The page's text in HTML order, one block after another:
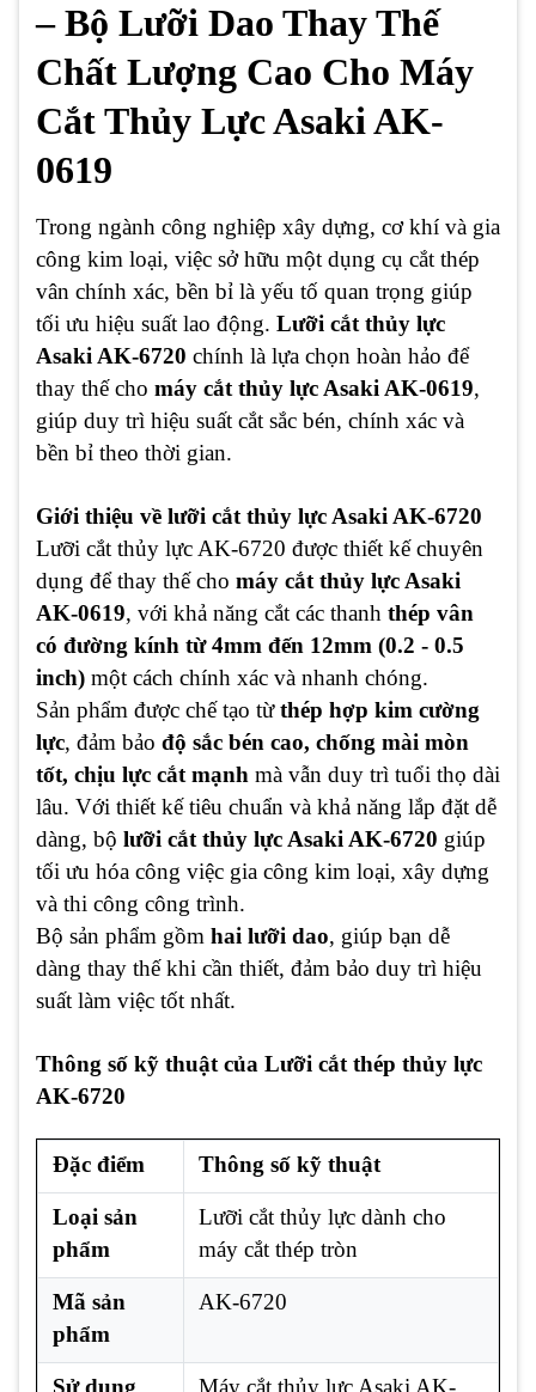
– Bộ Lưỡi Dao Thay Thế
Chất Lượng Cao Cho Máy
Cắt Thủy Lực Asaki AK-
0619
Trong ngành công nghiệp xây dựng, cơ khí và gia
công kim loại, việc sở hữu một dụng cụ cắt thép
vân chính xác, bền bỉ là yếu tố quan trọng giúp
tối ưu hiệu suất lao động. Lưỡi cắt thủy lực
Asaki AK-6720 chính là lựa chọn hoàn hảo để
thay thế cho máy cắt thủy lực Asaki AK-0619,
giúp duy trì hiệu suất cắt sắc bén, chính xác và
bền bỉ theo thời gian.
Giới thiệu về lưỡi cắt thủy lực Asaki AK-6720
Lưỡi cắt thủy lực AK-6720 được thiết kế chuyên
dụng để thay thế cho máy cắt thủy lực Asaki
AK-0619, với khả năng cắt các thanh thép vân
có đường kính từ 4mm đến 12mm (0.2 - 0.5
inch) một cách chính xác và nhanh chóng.
Sản phẩm được chế tạo từthép hợp kim cường
lực, đảm bảo độ sắc bén cao, chống mài mòn
tốt, chịu lực cắt mạnh mà vẫn duy trì tuổi thọ dài
lâu. Với thiết kế tiêu chuẩn và khả năng lắp đặt dễ
dàng, bộ lưỡi cắt thủy lực Asaki AK-6720 giúp
tối ưu hóa công việc gia công kim loại, xây dựng
và thi công công trình.
Bộ sản phẩm gồm hai lưỡi dao, giúp bạn dễ
dàng thay thế khi cần thiết, đảm bảo duy trì hiệu
suất làm việc tốt nhất.
Thông số kỹ thuật của Lưỡi cắt thép thủy lực
AK-6720
Đặc điểm Thông số kỹ thuật
Loại sản
phẩm
Lưỡi cắt thủy lực dành cho
máy cắt thép tròn
Mã sản
phẩm
AK-6720
Sử dụng Máy cắt thủy lực Asaki AK-